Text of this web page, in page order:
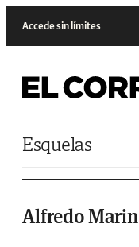
Accede sin límites
Esquelas
Alfredo